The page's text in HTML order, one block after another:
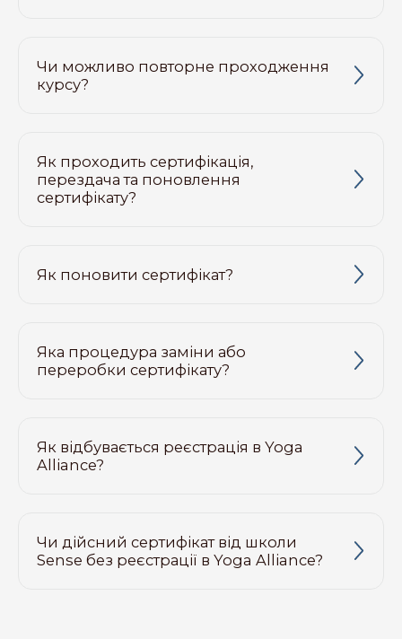
Чи можливо повторне проходження
курсу?
Як проходить сертифікація,
перездача та поновлення
сертифікату?
Як поновити сертифікат?
Яка процедура заміни або
переробки сертифікату?
Як відбувається реєстрація в Yoga
Alliance?
Чи дійсний сертифікат від школи
Sense без реєстрації в Yoga Alliance?